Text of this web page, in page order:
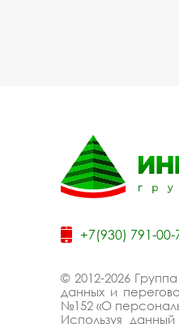
+7(930) 791-00-
© 2012-2026
данных и
№152 «О
Используя